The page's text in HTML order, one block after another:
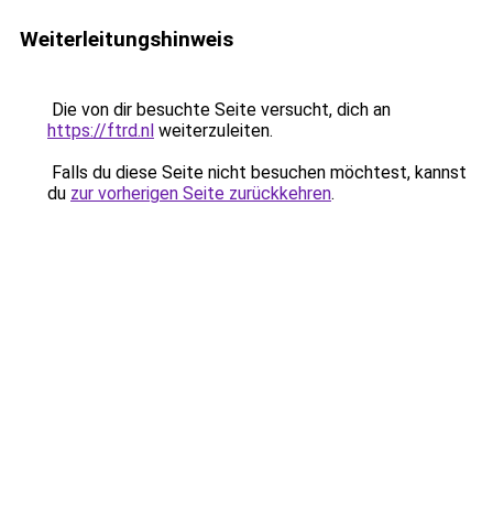
Weiterleitungshinweis
Die von dir besuchte Seite versucht, dich an
https://ftrd.nl weiterzuleiten.
Falls du diese Seite nicht besuchen möchtest, kannst
du zur vorherigen Seite zurückkehren.